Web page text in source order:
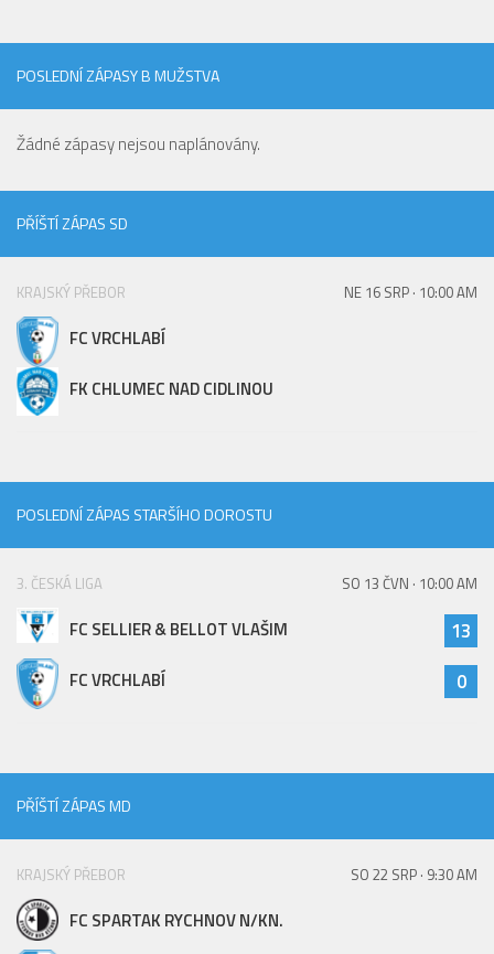
St. žáci
Zápasy
Ml. žáci
Realizační tým
St. přípravka
Hráči
Rozpis zápasů
Realizační tým
Mladší přípravka
Fotbalová školka
Kontakty
Bazárek
POSLEDNÍ ZÁPASY B MUŽSTVA
Žádné zápasy nejsou naplánovány.
PŘÍŠTÍ ZÁPAS SD
KRAJSKÝ PŘEBOR NE 16 SRP · 10:00 AM
FC VRCHLABÍ
FK CHLUMEC NAD CIDLINOU
POSLEDNÍ ZÁPAS STARŠÍHO DOROSTU
3. ČESKÁ LIGA SO 13 ČVN · 10:00 AM
FC SELLIER & BELLOT VLAŠIM 13
FC VRCHLABÍ 0
PŘÍŠTÍ ZÁPAS MD
KRAJSKÝ PŘEBOR SO 22 SRP · 9:30 AM
FC SPARTAK RYCHNOV N/KN.